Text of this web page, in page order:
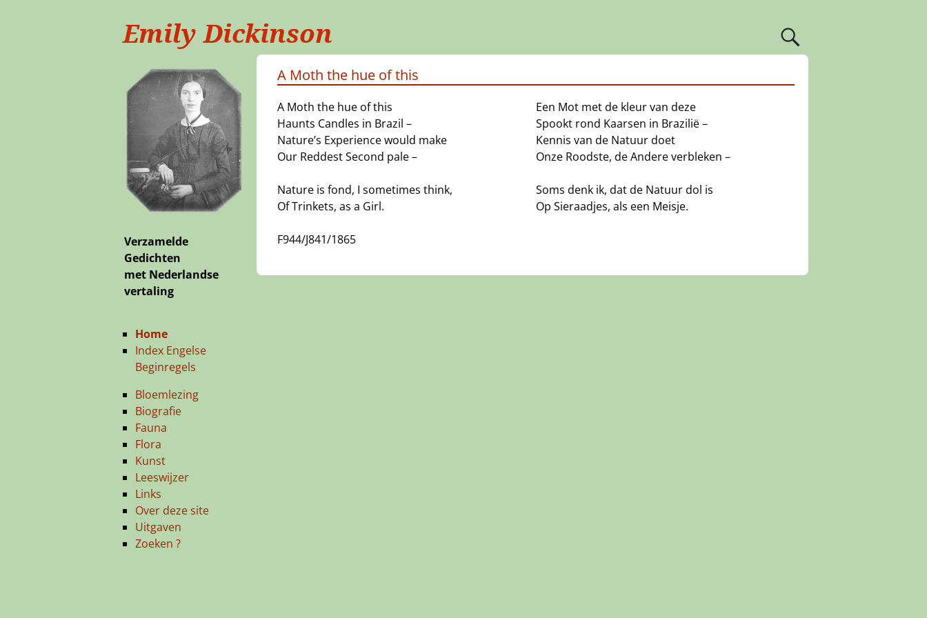
Emily Dickinson
A Moth the hue of this
A Moth the hue of this
Haunts Candles in Brazil –
Nature’s Experience would make
Our Reddest Second pale –
Nature is fond, I sometimes think,
Of Trinkets, as a Girl.
F944/J841/1865
Een Mot met de kleur van deze
Spookt rond Kaarsen in Brazilië –
Kennis van de Natuur doet
Onze Roodste, de Andere verbleken –
Soms denk ik, dat de Natuur dol is
Op Sieraadjes, als een Meisje.
Verzamelde
Gedichten
met Nederlandse
vertaling
Home
Index Engelse
Beginregels
Bloemlezing
Biografie
Fauna
Flora
Kunst
Leeswijzer
Links
Over deze site
Uitgaven
Zoeken ?